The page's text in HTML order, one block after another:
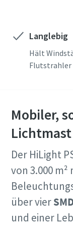
Langlebig
Hält
Flutstrahler
Mobiler,
Lichtmast
Der HiLight
von 3.000
über vier
und einer